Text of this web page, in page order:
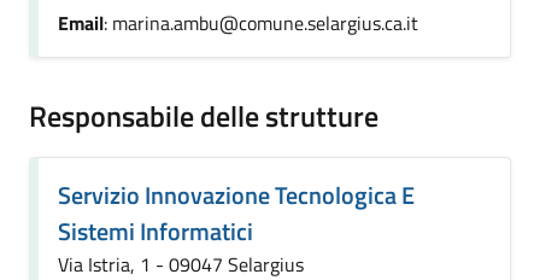
Email: marina.ambu@comune.selargius.ca.it
Responsabile delle strutture
Servizio Innovazione Tecnologica E
Sistemi Informatici
Via Istria, 1 - 09047 Selargius